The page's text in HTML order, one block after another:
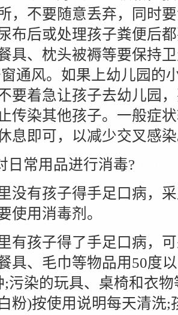
，不要随意丢弃，同时
布后或处理孩子粪便后
具、枕头被褥等要保持
通风。如果上幼儿园的
要着急让孩子去幼儿园
传染其他孩子。一般症
息即可，以减少交叉感
常用品进行消毒?
有孩子得手足口病，采
使用消毒剂。
孩子得了手足口病，可
具、毛巾等物品用50度
;污染的玩具、桌椅和衣
粉)按使用说明每天清洗;